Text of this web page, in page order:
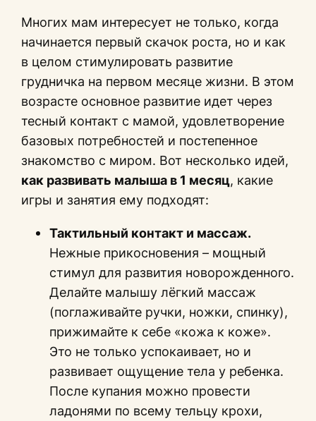
Многих мам интересует не только, когда
начинается первый скачок роста, но и как
в целом стимулировать развитие
грудничка на первом месяце жизни. В этом
возрасте основное развитие идет через
тесный контакт с мамой, удовлетворение
базовых потребностей и постепенное
знакомство с миром. Вот несколько идей,
как развивать малыша в 1 месяц, какие
игры и занятия ему подходят:
Тактильный контакт и массаж.
Нежные прикосновения – мощный
стимул для развития новорожденного.
Делайте малышу лёгкий массаж
(поглаживайте ручки, ножки, спинку),
прижимайте к себе «кожа к коже».
Это не только успокаивает, но и
развивает ощущение тела у ребенка.
После купания можно провести
ладонями по всему тельцу крохи,